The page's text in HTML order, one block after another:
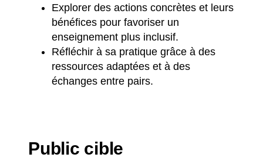
Explorer des actions concrètes et leurs
bénéfices pour favoriser un
enseignement plus inclusif.
Réfléchir à sa pratique grâce à des
ressources adaptées et à des
échanges entre pairs.
Public cible